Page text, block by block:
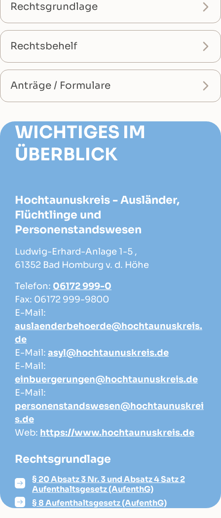
Rechtsgrundlage
Rechtsbehelf
Anträge / Formulare
WICHTIGES IM
ÜBERBLICK
Hochtaunuskreis - Ausländer,
Flüchtlinge und
Personenstandswesen
Ludwig-Erhard-Anlage 1-5 ,
61352 Bad Homburg v. d. Höhe
Telefon: 06172 999-0
Fax: 06172 999-9800
E-Mail:
auslaenderbehoerde@hochtaunuskreis.
de
E-Mail: asyl@hochtaunuskreis.de
E-Mail:
einbuergerungen@hochtaunuskreis.de
E-Mail:
personenstandswesen@hochtaunuskrei
s.de
Web: https://www.hochtaunuskreis.de
Rechtsgrundlage
§ 20 Absatz 3 Nr. 3 und Absatz 4 Satz 2
Aufenthaltsgesetz (AufenthG)
§ 8 Aufenthaltsgesetz (AufenthG)